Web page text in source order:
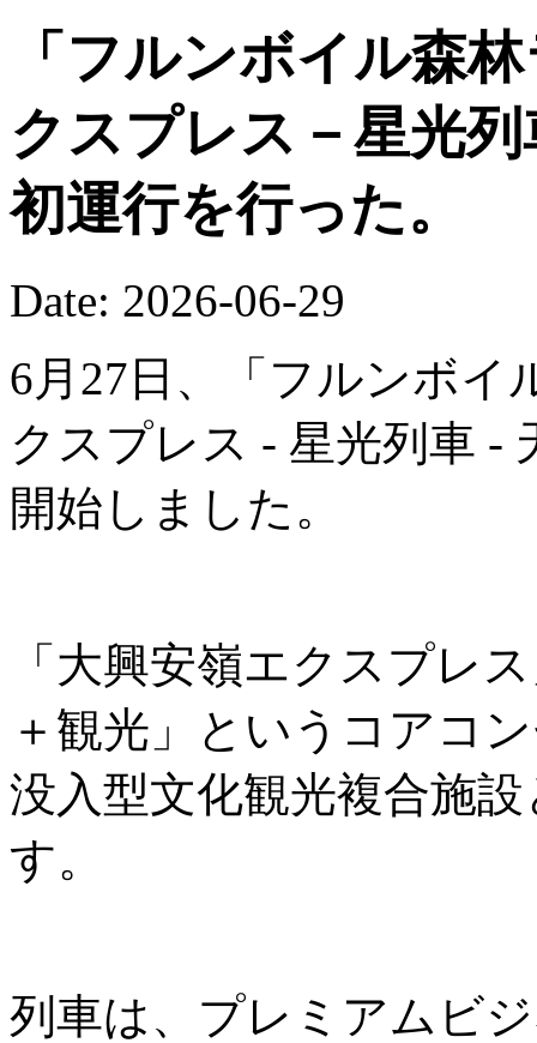
「フルンボイル森
クスプレス－星光
初運行を行った。
Date: 2026-06-29
6月27日、「フルンボイ
クスプレス - 星光列車 -
開始しました。
「大興安嶺エクスプレ
＋観光」というコアコ
没入型文化観光複合施
す。
列車は、プレミアムビ